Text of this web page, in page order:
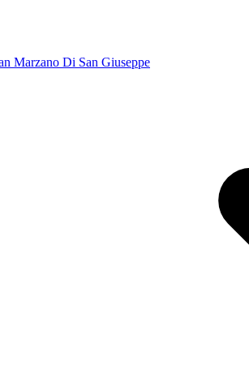
Marzano Di San Giuseppe